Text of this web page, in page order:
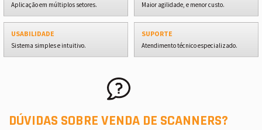
Aplicação em múltiplos setores. Maior agilidade, e menor custo.
USABILIDADE
Sistema simples e intuitivo.
SUPORTE
Atendimento técnico especializado.
DÚVIDAS SOBRE VENDA DE SCANNERS?